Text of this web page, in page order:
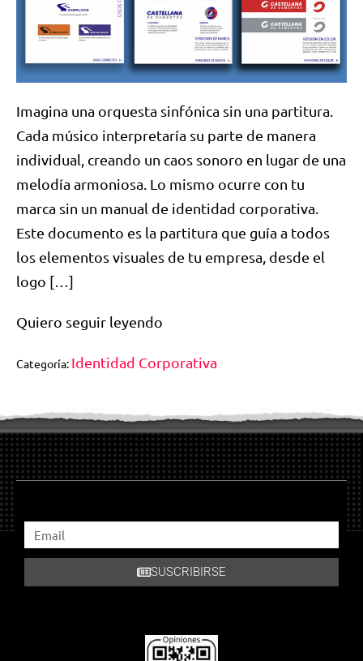
Imagina una orquesta sinfónica sin una partitura.
Cada músico interpretaría su parte de manera
individual, creando un caos sonoro en lugar de una
melodía armoniosa. Lo mismo ocurre con tu
marca sin un manual de identidad corporativa.
Este documento es la partitura que guía a todos
los elementos visuales de tu empresa, desde el
logo […]
Quiero seguir leyendo
Categoría: Identidad Corporativa
SUSCRIBIRSE